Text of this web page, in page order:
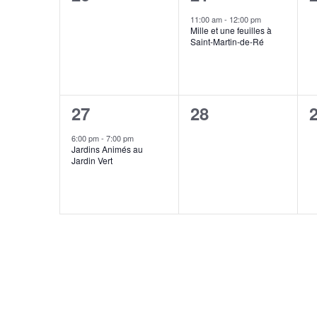
évènement,
11:00 am- 12:00 pm
Mille et une feuilles à
Saint-Martin-de-Ré
1
évènement,
27
6:00 pm- 7:00 pm
Jardins Animés au
Jardin Vert
0
28
0